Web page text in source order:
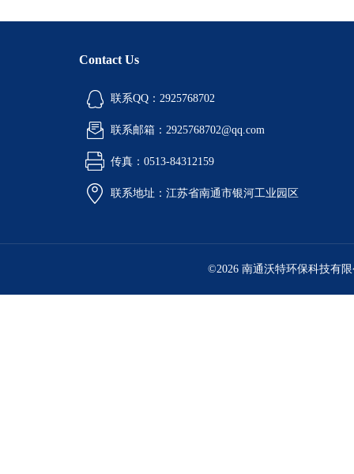
Contact Us
联系QQ：2925768702
联系邮箱：2925768702@qq.com
传真：0513-84312159
联系地址：江苏省南通市银河工业园区
©2026 南通沃特环保科技有